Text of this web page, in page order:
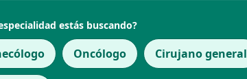
estás buscando?
Oncólogo Cirujano general